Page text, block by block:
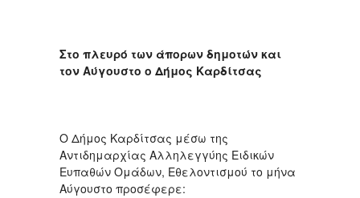
Στο πλευρό των άπορων δημοτών και
τον Αύγουστο ο Δήμος Καρδίτσας
O Δήμος Καρδίτσας μέσω της
Αντιδημαρχίας Αλληλεγγύης Ειδικών
Ευπαθών Ομάδων, Εθελοντισμού το μήνα
Αύγουστο προσέφερε: